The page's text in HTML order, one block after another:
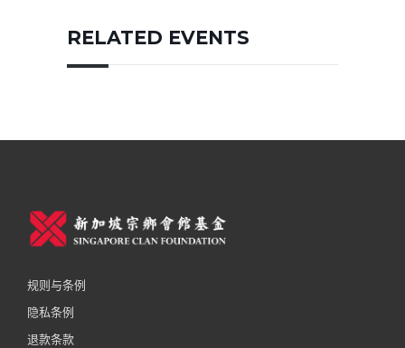
RELATED EVENTS
规则与条例
隐私条例
退款条款